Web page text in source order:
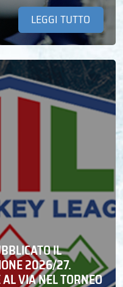
LEGGI TUTTO
IL
2026/27.
VIA NEL TORNEO